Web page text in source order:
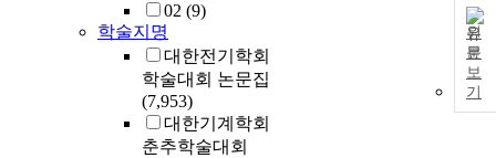
02 (9)
학술지명
대한전기학회
학술대회 논문집
(7,953)
대한기계학회
춘추학술대회
원
문
보
기